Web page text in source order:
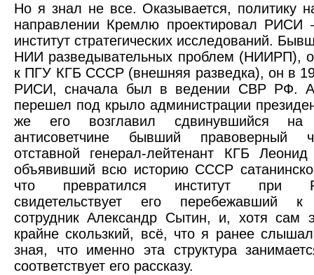
Но я знал не все. Оказывается, политику
направлении Кремлю проектировал РИСИ
институт стратегических исследований.
НИИ разведывательных проблем (НИИРП),
к ПГУ КГБ СССР (внешняя разведка), он в
РИСИ, сначала был в ведении СВР РФ.
перешел под крыло администрации
же его возглавил сдвинувшийся
антисоветчине бывший правоверный
отставной генерал-лейтенант КГБ
объявивший всю историю СССР
что превратился институт при
свидетельствует его перебежавший к
сотрудник Александр Сытин, и, хотя сам
крайне скользкий, всё, что я ранее
зная, что именно эта структура
соответствует его рассказу.